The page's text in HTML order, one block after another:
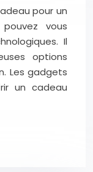
pour un
vous
Il
options
Les gadgets
un cadeau